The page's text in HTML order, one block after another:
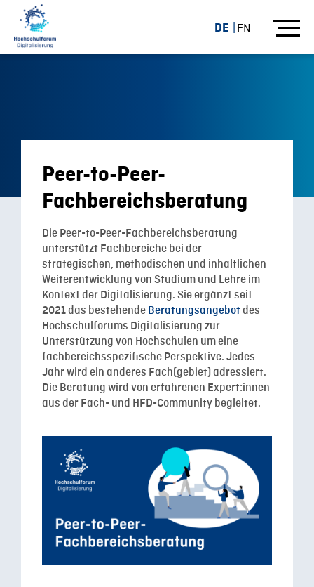
DE EN
Peer-to-Peer-
Fachbereichsberatung
Die Peer-to-Peer-Fachbereichsberatung
unterstützt Fachbereiche bei der
strategischen, methodischen und inhaltlichen
Weiterentwicklung von Studium und Lehre im
Kontext der Digitalisierung. Sie ergänzt seit
2021 das bestehende Beratungsangebot des
Hochschulforums Digitalisierung zur
Unterstützung von Hochschulen um eine
fachbereichsspezifische Perspektive. Jedes
Jahr wird ein anderes Fach(gebiet) adressiert.
Die Beratung wird von erfahrenen Expert:innen
aus der Fach- und HFD-Community begleitet.